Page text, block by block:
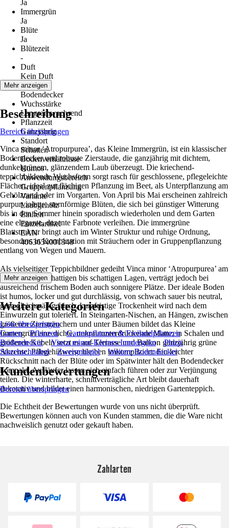
Ja
Immergrün
Ja
Blüte
Ja
Blütezeit
-
Duft
Kein Duft
Wuchs
Bodendecker
Wuchsstärke
Langsamwachsend
Pflanzzeit
Ganzjährig
Standort
Schatten
Bodenverhältnisse
Humos
Anwendungsbereich
Gruppenpflanzung
Variante
Laubgehölz
Einheit
Einzelartikel
EAN
4063654001348
Mehr anzeigen
Beschreibung
Bereich überspringen
Vinca minor ‘Atropurpurea’, das Kleine Immergrün, ist ein klassischer
Bodendecker und robuste Zierstaude, die ganzjährig mit dichtem,
dunkelgrünem, glänzendem Laub überzeugt. Die kriechend-
teppichbildende Wuchsform sorgt rasch für geschlossene, pflegeleichte
Flächen, ideal zur flächigen Pflanzung im Beet, als Unterpflanzung am
Gehölzrand oder im Vorgarten. Von April bis Mai erscheinen zahlreich
purpurviolette, sternförmige Blüten, die sich bei günstiger Witterung
bis in den Sommer hinein sporadisch wiederholen und dem Garten
eine elegante, dezente Farbnote verleihen. Die immergrüne
Blattstruktur bringt auch im Winter Struktur und ruhige Ordnung,
besonders in Kombination mit Sträuchern oder in Gruppenpflanzung
entlang von Wegen und Mauern.
Als vielseitiger Teppichbildner gedeiht Vinca minor ‘Atropurpurea’ am
besten in halbschattigen bis schattigen Lagen, verträgt jedoch bei
ausreichend frischem Boden auch sonnigere Plätze. Der ideale Boden
ist humos, locker und gut durchlässig, von schwach sauer bis neutral,
gern gleichmäßig frisch, kurzfristige Trockenheit wird nach dem
Einwurzeln gut toleriert. In Steingarten-Nischen, an Hängen, zwischen
größeren Ziersträuchern und unter Bäumen bildet das Kleine
Immergrün eine dichte, unkrautunterdrückende Matte; in Schalen und
größeren Kübeln setzt es auf Terrasse und Balkon ganzjährig grüne
Akzente. Pflegehinweise bleiben unkompliziert: Ein leichter
Rückschnitt nach der Blüte oder im Spätwinter hält den Bodendecker
kompakt, Ausläufer lassen sich einfach führen oder zur Verjüngung
teilen. Die winterharte, schnittverträgliche Art bleibt dauerhaft
dekorativ und bildet einen harmonischen, niedrigen Gartenteppich.
Mehr anzeigen
Weitere Kategorien
Liste überspringen
Garten
Pflanzen
Gartenpflanzen & Freilandpflanzen
Bodendecker
Vinca minor-Kleines Immergrün
Phlox
Storchschnabel
Zwergmispel Weitere Bodendecker
Kundenbewertungen
Bereich überspringen
Die Echtheit der Bewertungen wurde von uns nicht überprüft.
Bewertungen können auch von Kunden stammen, die die Ware nicht
nachweislich genutzt oder gekauft haben.
Zahlarten